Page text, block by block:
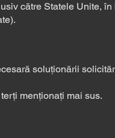
către Statele Unite,
soluționării
menționați mai sus.